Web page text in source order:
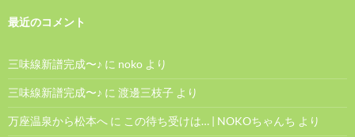
最近のコメント
三味線新譜完成〜♪ に noko より
三味線新譜完成〜♪ に 渡邊三枝子 より
万座温泉から松本へ に この待ち受けは… | NOKOちゃんち より